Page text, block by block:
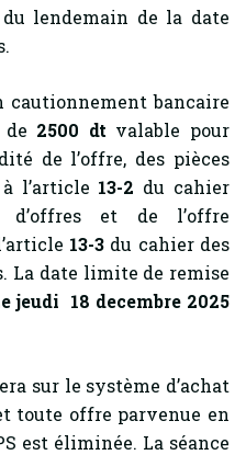
lendemain de la date
cautionnement bancaire
2500 dt valable pour
de l’offre, des pièces
l’article 13-2 du cahier
d’offres et de l’offre
13-3 du cahier des
La date limite de remise
jeudi 18 decembre 2025
sur le système d’achat
toute offre parvenue en
est éliminée. La séance